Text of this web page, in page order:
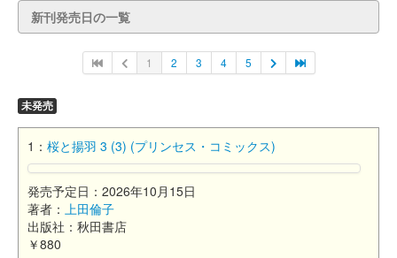
新刊発売日の一覧
1 2 3 4 5
未発売
1： 桜と揚羽 3 (3) (プリンセス・コミックス)
発売予定日：2026年10月15日
著者： 上田倫子
出版社：秋田書店
￥880